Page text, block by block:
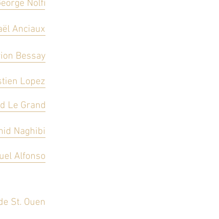
St. Ouen
Nolfi
Anciaux
Bessay
Lopez
Naghibi
Alfonso
Le Grand